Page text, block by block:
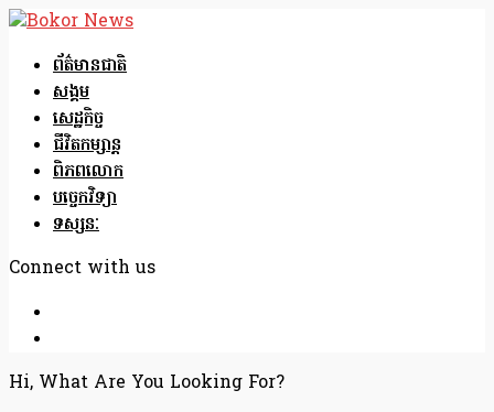
ព័ត៌មានជាតិ
សង្គម
សេដ្ឋកិច្ច
ជីវិតកម្សាន្ត
ពិភពលោក
បច្ចេកវិទ្យា
ទស្សនៈ
Connect with us
Hi, What Are You Looking For?